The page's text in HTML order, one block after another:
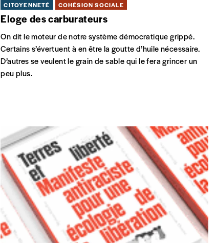
CITOYENNETÉ COHÉSION SOCIALE
Eloge des carburateurs
On dit le moteur de notre système démocratique grippé.
Certains s’évertuent à en être la goutte d’huile nécessaire.
D’autres se veulent le grain de sable qui le fera grincer un
peu plus.